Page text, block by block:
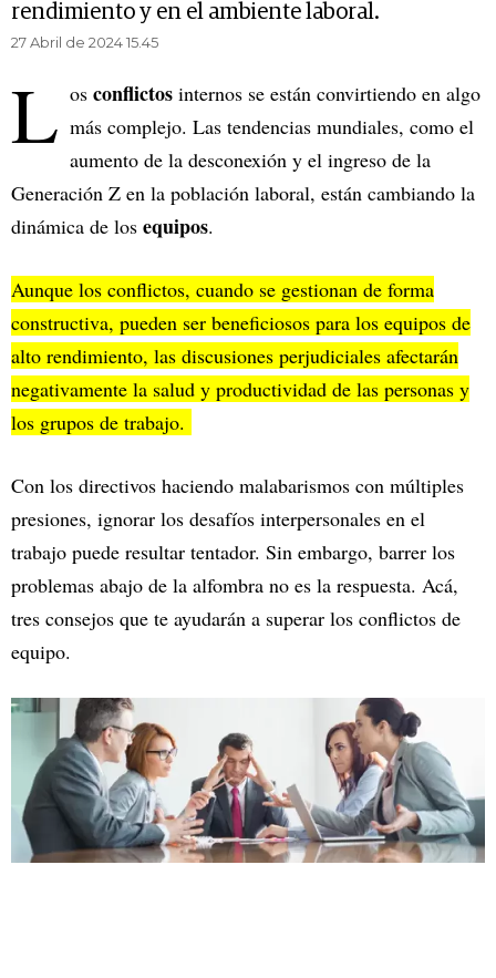
rendimiento y en el ambiente laboral.
27 Abril de 2024 15.45
L os conflictos internos se están convirtiendo en algo
más complejo. Las tendencias mundiales, como el
aumento de la desconexión y el ingreso de la
Generación Z en la población laboral, están cambiando la
dinámica de los equipos.
Aunque los conflictos, cuando se gestionan de forma
constructiva, pueden ser beneficiosos para los equipos de
alto rendimiento, las discusiones perjudiciales afectarán
negativamente la salud y productividad de las personas y
los grupos de trabajo.
Con los directivos haciendo malabarismos con múltiples
presiones, ignorar los desafíos interpersonales en el
trabajo puede resultar tentador. Sin embargo, barrer los
problemas abajo de la alfombra no es la respuesta. Acá,
tres consejos que te ayudarán a superar los conflictos de
equipo.